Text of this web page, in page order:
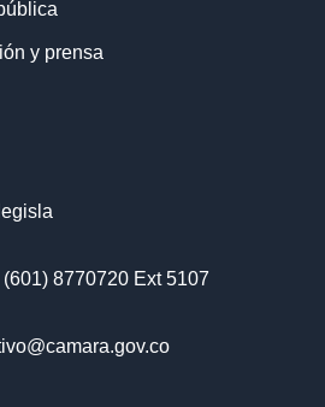
y prensa
8770720 Ext 5107